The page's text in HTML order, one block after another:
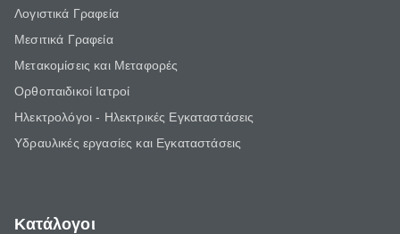
Λογιστικά Γραφεία
Μεσιτικά Γραφεία
Μετακομίσεις και Μεταφορές
Ορθοπαιδικοί Ιατροί
Ηλεκτρολόγοι - Ηλεκτρικές Εγκαταστάσεις
Υδραυλικές εργασίες και Εγκαταστάσεις
Κατάλογοι